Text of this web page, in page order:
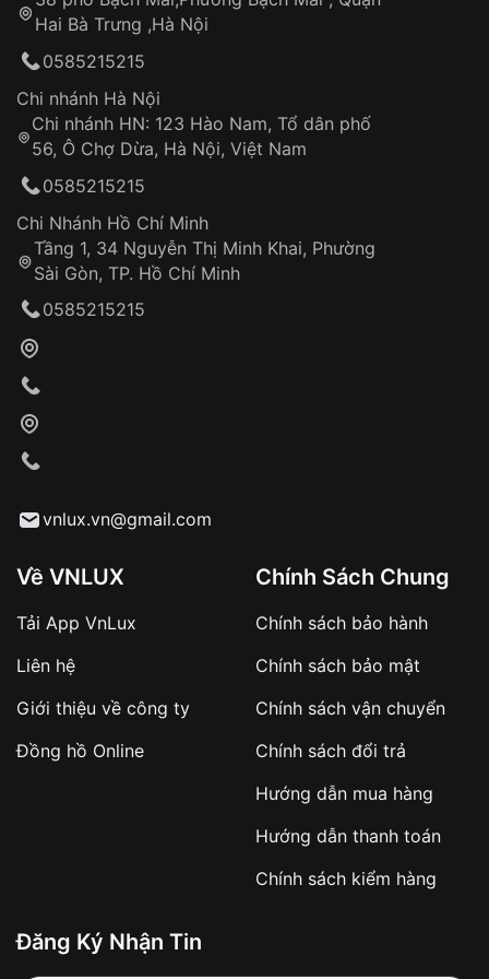
Hotline: 0585 215 215
Từ khóa SEO:
Khách hàng kiểm tra và thanh toán trực tiếp
Từ khóa SEO:
sản phẩm đặc biệt
hàng
Số tiền còn lại thanh toán khi nhận hàng hoặc
✔️ Đảm bảo xử lý đơn hàng nhanh chóng
✔️ Hạn chế tình trạng hủy đơn không mong
Từ khóa SEO:
Tự ý sửa chữa
thống VNLUX
Đảm bảo quyền lợi khách hàng
Đồng hành cùng khách hàng trong suốt quá
trình sử dụng
Hai Bà Trưng ,Hà Nội
0585215215
Chi nhánh Hà Nội
Chi nhánh HN: 123 Hào Nam, Tổ dân phố
56, Ô Chợ Dừa, Hà Nội, Việt Nam
0585215215
Chi Nhánh Hồ Chí Minh
Tầng 1, 34 Nguyễn Thị Minh Khai, Phường
Sài Gòn, TP. Hồ Chí Minh
0585215215
vnlux.vn@gmail.com
Về VNLUX
Tải App VnLux
Liên hệ
Giới thiệu về công ty
Đồng hồ Online
Chính Sách Chung
Chính sách bảo hành
Chính sách bảo mật
Chính sách vận chuyển
Chính sách đổi trả
Hướng dẫn mua hàng
Hướng dẫn thanh toán
Chính sách kiểm hàng
Đăng Ký Nhận Tin